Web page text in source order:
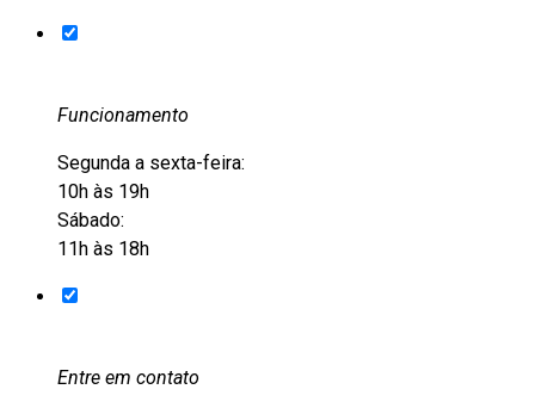
Funcionamento
Segunda a sexta-feira:
10h às 19h
Sábado:
11h às 18h
Entre em contato